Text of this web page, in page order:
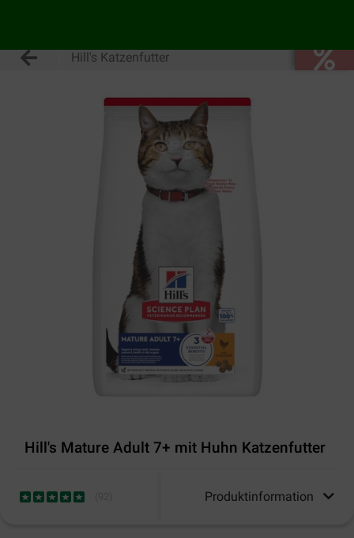
Hill's Katzenfutter
Hill's Mature Adult 7+ mit Huhn Katzenfutter
Produktinformation